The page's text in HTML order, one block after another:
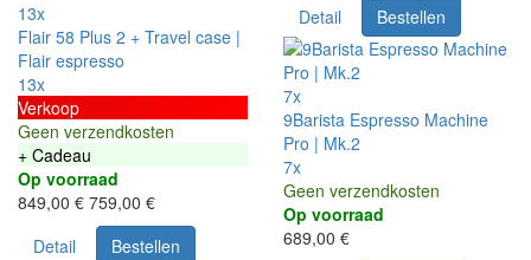
13x
Flair 58 Plus 2 + Travel case |
Flair espresso
13x
Verkoop
Geen verzendkosten
+ Cadeau
Op voorraad
849,00 € 759,00 €
Detail
Bestellen
Detail
Bestellen
7x
9Barista Espresso Machine
Pro | Mk.2
7x
Geen verzendkosten
Op voorraad
689,00 €